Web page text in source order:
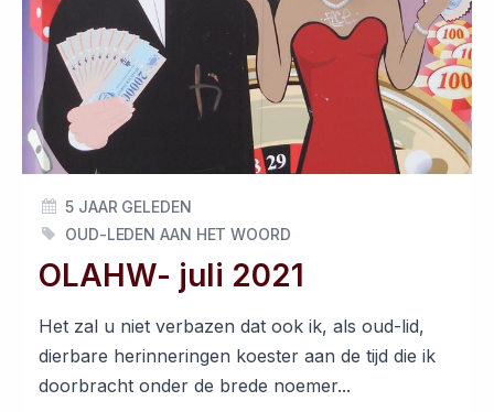
OLAHW- juli 2021
5 JAAR GELEDEN
OUD-LEDEN AAN HET WOORD
Het zal u niet verbazen dat ook ik, als oud-lid,
dierbare herinneringen koester aan de tijd die ik
doorbracht onder de brede noemer...